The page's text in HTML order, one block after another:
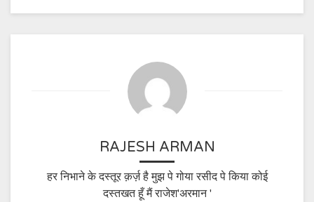
RAJESH ARMAN
हर निभाने के दस्तूर क़र्ज़ है मुझ पे गोया रसीद पे किया कोई
दस्तखत हूँ मैं राजेश'अरमान '